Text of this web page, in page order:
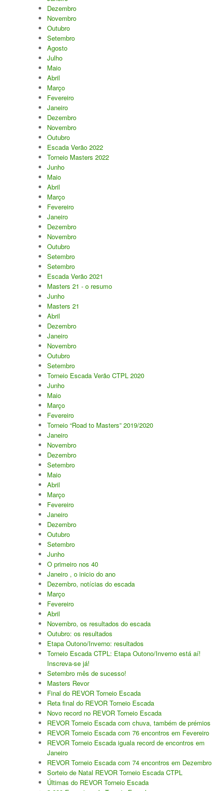
Dezembro
Novembro
Outubro
Setembro
Agosto
Julho
Maio
Abril
Março
Fevereiro
Janeiro
Dezembro
Novembro
Outubro
Escada Verão 2022
Torneio Masters 2022
Junho
Maio
Abril
Março
Fevereiro
Janeiro
Dezembro
Novembro
Outubro
Setembro
Setembro
Escada Verão 2021
Masters 21 - o resumo
Junho
Masters 21
Abril
Dezembro
Janeiro
Novembro
Outubro
Setembro
Torneio Escada Verão CTPL 2020
Junho
Maio
Março
Fevereiro
Torneio “Road to Masters” 2019/2020
Janeiro
Novembro
Dezembro
Setembro
Maio
Abril
Março
Fevereiro
Janeiro
Dezembro
Outubro
Setembro
Junho
O primeiro nos 40
Janeiro , o inicio do ano
Dezembro, notícias do escada
Março
Fevereiro
Abril
Novembro, os resultados do escada
Outubro: os resultados
Etapa Outono/Inverno: resultados
Torneio Escada CTPL: Etapa Outono/Inverno está aí!
Inscreva-se já!
Setembro mês de sucesso!
Masters Revor
Final do REVOR Torneio Escada
Reta final do REVOR Torneio Escada
Novo record no REVOR Torneio Escada
REVOR Torneio Escada com chuva, também de prémios
REVOR Torneio Escada com 76 encontros em Fevereiro
REVOR Torneio Escada iguala record de encontros em
Janeiro
REVOR Torneio Escada com 74 encontros em Dezembro
Sorteio de Natal REVOR Torneio Escada CTPL
Últimas do REVOR Torneio Escada